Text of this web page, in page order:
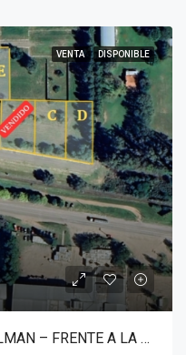
VENTA DISPONIBLE
LOTE 1000 M2 – JUAREZ CELMAN – FRENTE A LA MUNICIPALIDAD